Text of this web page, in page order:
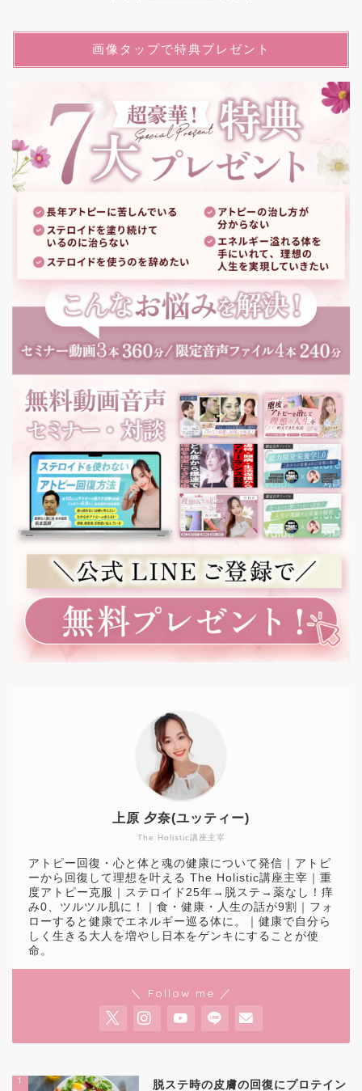
画像タップで特典プレゼント
The Holistic講座主宰
上原 夕奈(ユッティー)
アトピー回復・心と体と魂の健康について発信｜アトピ
ーから回復して理想を叶える The Holistic講座主宰｜重
度アトピー克服｜ステロイド25年→脱ステ→薬なし！痒
み0、ツルツル肌に！｜食・健康・人生の話が9割｜フォ
ローすると健康でエネルギー巡る体に。｜健康で自分ら
しく生きる大人を増やし日本をゲンキにすることが使
命。
＼ Follow me ／
1 脱ステ時の皮膚の回復にプロテイン